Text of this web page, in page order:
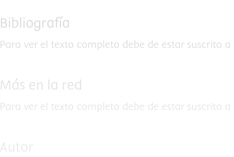
Bibliografía
Para ver el texto completo debe de estar suscrito a
Más en la red
Para ver el texto completo debe de estar suscrito a